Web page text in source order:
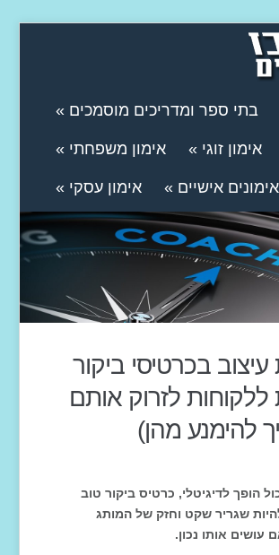
בתי ספר ומדריכים מוסמכים »
אימון משפחתי » אימון זוגי »
אימון עסקי » אימונים אישיים »
עיצוב בכרטיסי ביקור
ללקוחות לזרוק אותם
להימנע מהן)
הופך לדיגיטלי, כרטיס ביקור טוב
להיות שגריר שקט וחזק של המותג
אותו נכון.